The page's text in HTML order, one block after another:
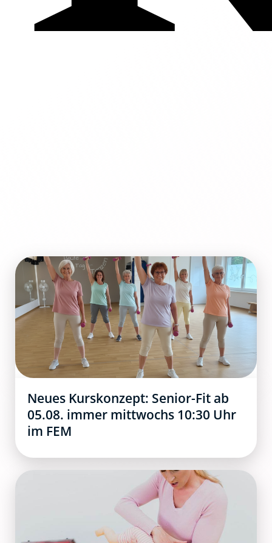
Neues Kurskonzept: Senior-Fit ab
05.08. immer mittwochs 10:30 Uhr
im FEM